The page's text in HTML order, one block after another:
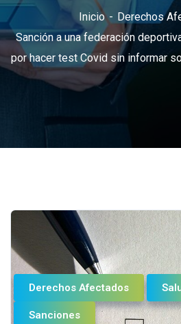
Inicio
Derechos
Sanción a una federación
por hacer test Covid sin informar
Derechos Afectados
Sanciones